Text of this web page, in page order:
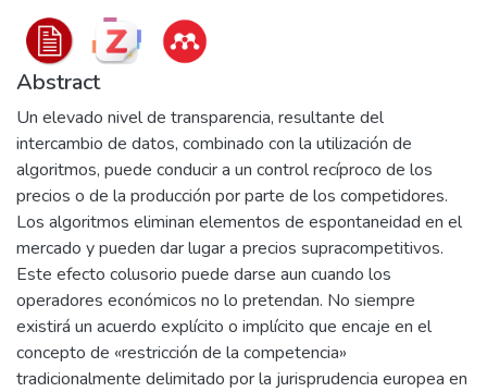
Abstract
Un elevado nivel de transparencia, resultante del
intercambio de datos, combinado con la utilización de
algoritmos, puede conducir a un control recíproco de los
precios o de la producción por parte de los competidores.
Los algoritmos eliminan elementos de espontaneidad en el
mercado y pueden dar lugar a precios supracompetitivos.
Este efecto colusorio puede darse aun cuando los
operadores económicos no lo pretendan. No siempre
existirá un acuerdo explícito o implícito que encaje en el
concepto de «restricción de la competencia»
tradicionalmente delimitado por la jurisprudencia europea en